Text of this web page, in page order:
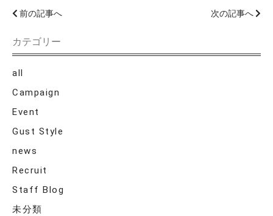
前の記事へ 次の記事へ
カテゴリー
all
Campaign
Event
Gust Style
news
Recruit
Staff Blog
未分類